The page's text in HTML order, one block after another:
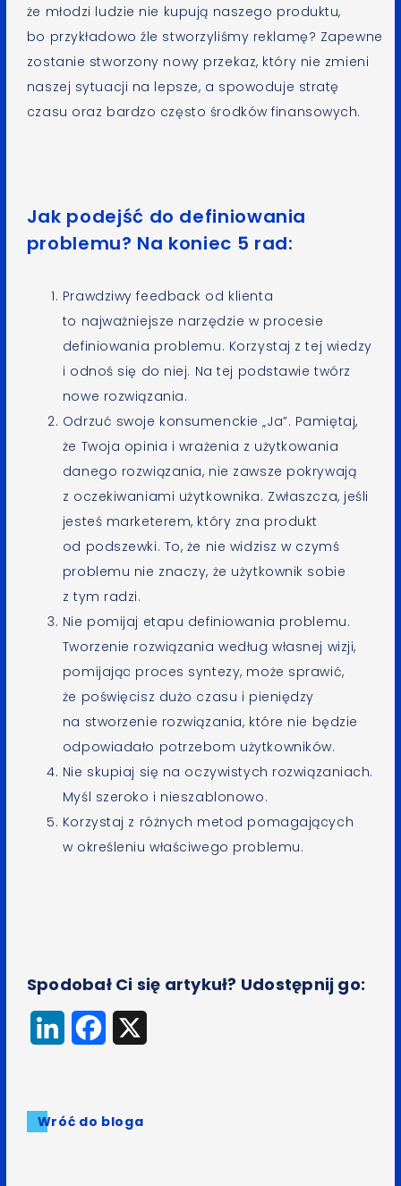
że młodzi ludzie nie kupują naszego produktu,
bo przykładowo źle stworzyliśmy reklamę? Zapewne
zostanie stworzony nowy przekaz, który nie zmieni
naszej sytuacji na lepsze, a spowoduje stratę
czasu oraz bardzo często środków finansowych.
Jak podejść do definiowania
problemu? Na koniec 5 rad:
Prawdziwy feedback od klienta
to najważniejsze narzędzie w procesie
definiowania problemu. Korzystaj z tej wiedzy
i odnoś się do niej. Na tej podstawie twórz
nowe rozwiązania.
Odrzuć swoje konsumenckie „Ja”. Pamiętaj,
że Twoja opinia i wrażenia z użytkowania
danego rozwiązania, nie zawsze pokrywają
z oczekiwaniami użytkownika. Zwłaszcza, jeśli
jesteś marketerem, który zna produkt
od podszewki. To, że nie widzisz w czymś
problemu nie znaczy, że użytkownik sobie
z tym radzi.
Nie pomijaj etapu definiowania problemu.
Tworzenie rozwiązania według własnej wizji,
pomijając proces syntezy, może sprawić,
że poświęcisz dużo czasu i pieniędzy
na stworzenie rozwiązania, które nie będzie
odpowiadało potrzebom użytkowników.
Nie skupiaj się na oczywistych rozwiązaniach.
Myśl szeroko i nieszablonowo.
Korzystaj z różnych metod pomagających
w określeniu właściwego problemu.
Spodobał Ci się artykuł? Udostępnij go:
LinkedInFacebook
Wróć do bloga